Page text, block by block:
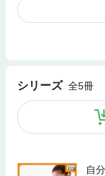
シリーズ 全5冊
自